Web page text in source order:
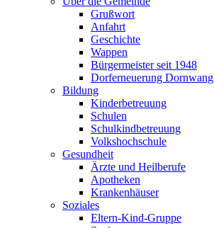
Grußwort
Anfahrt
Geschichte
Wappen
Bürgermeister seit 1948
Dorferneuerung Dornwang
Bildung
Kinderbetreuung
Schulen
Schulkindbetreuung
Volkshochschule
Gesundheit
Ärzte und Heilberufe
Apotheken
Krankenhäuser
Soziales
Eltern-Kind-Gruppe